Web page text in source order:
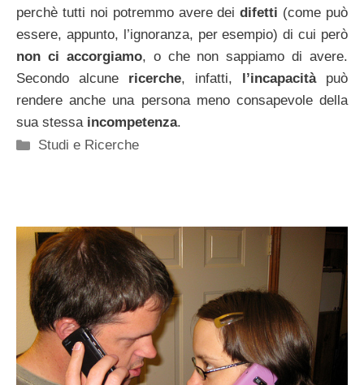
perchè tutti noi potremmo avere deidifetti (come può
essere, appunto, l’ignoranza, per esempio) di cui però
non ci accorgiamo, o che non sappiamo di avere.
Secondo alcune ricerche, infatti, l’incapacitàpuò
rendere anche una persona meno consapevole della
sua stessa incompetenza.
Categorie
Studi e Ricerche